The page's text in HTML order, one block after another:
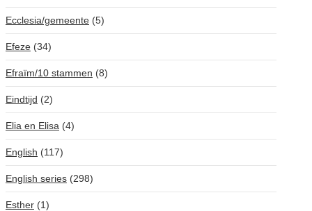
Ecclesia/gemeente (5)
Efeze (34)
Efraïm/10 stammen (8)
Eindtijd (2)
Elia en Elisa (4)
English (117)
English series (298)
Esther (1)